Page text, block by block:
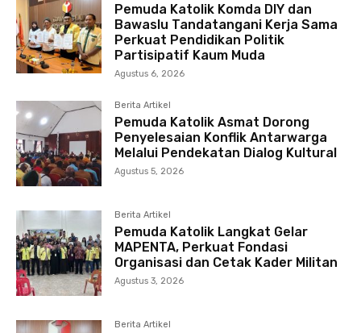
Pemuda Katolik Komda DIY dan
Bawaslu Tandatangani Kerja Sama
Perkuat Pendidikan Politik
Partisipatif Kaum Muda
Agustus 6, 2026
Berita Artikel
Pemuda Katolik Asmat Dorong
Penyelesaian Konflik Antarwarga
Melalui Pendekatan Dialog Kultural
Agustus 5, 2026
Berita Artikel
Pemuda Katolik Langkat Gelar
MAPENTA, Perkuat Fondasi
Organisasi dan Cetak Kader Militan
Agustus 3, 2026
Berita Artikel